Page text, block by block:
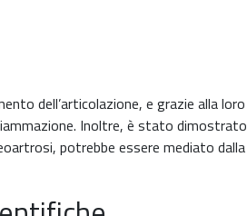
dell’articolazione, e grazie alla loro
Inoltre, è stato dimostrato
potrebbe essere mediato dalla